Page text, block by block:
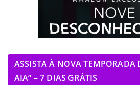
ASSISTA À NOVA TEMPORADA
AIA” – 7 DIAS GRÁTIS